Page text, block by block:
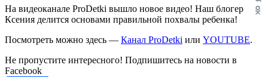
VK
На видеоканале ProDetki вышло новое видео! Наш блогер
Ксения делится основами правильной похвалы ребенка!
Посмотреть можно здесь — Канал ProDetki или YOUTUBE.
Не пропустите интересного! Подпишитесь на новости в
Facebook